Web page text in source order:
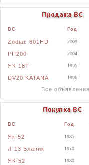
ВС Год
Zodiac 601HD 2009
РП200 2004
ЯК-18Т 1995
DV20 KATANA 1996
Все объявления
ВС Год
Як-52 1985
Л-13 Бланик 1970
ЯК-52 1980